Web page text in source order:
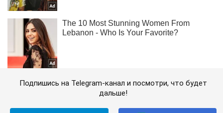
Подпишись на Telegram-канал и посмотри, что будет
дальше!